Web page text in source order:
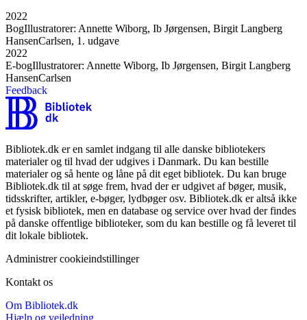
2022
BogIllustratorer: Annette Wiborg, Ib Jørgensen, Birgit Langberg
HansenCarlsen, 1. udgave
2022
E-bogIllustratorer: Annette Wiborg, Ib Jørgensen, Birgit Langberg
HansenCarlsen
Feedback
Bibliotek.dk er en samlet indgang til alle danske bibliotekers
materialer og til hvad der udgives i Danmark. Du kan bestille
materialer og så hente og låne på dit eget bibliotek. Du kan bruge
Bibliotek.dk til at søge frem, hvad der er udgivet af bøger, musik,
tidsskrifter, artikler, e-bøger, lydbøger osv. Bibliotek.dk er altså ikke
et fysisk bibliotek, men en database og service over hvad der findes
på danske offentlige biblioteker, som du kan bestille og få leveret til
dit lokale bibliotek.
Administrer cookieindstillinger
Kontakt os
Om Bibliotek.dk